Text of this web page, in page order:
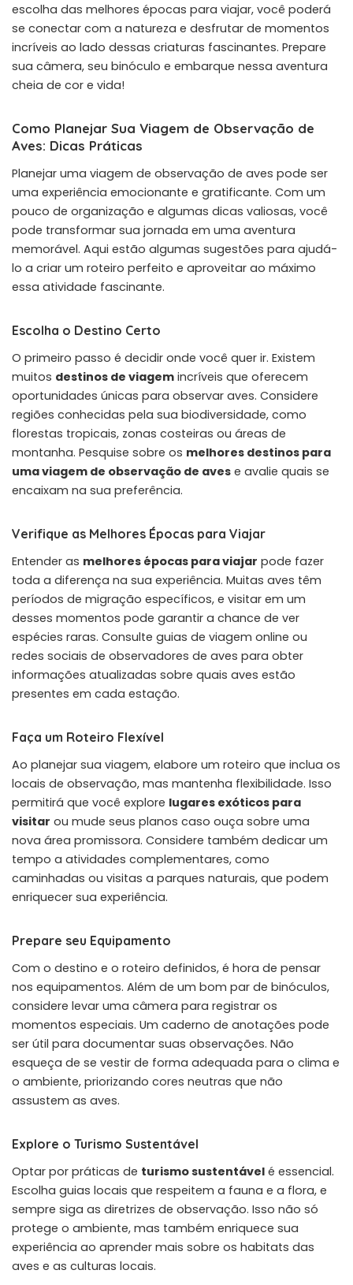
escolha das melhores épocas para viajar, você poderá
se conectar com a natureza e desfrutar de momentos
incríveis ao lado dessas criaturas fascinantes. Prepare
sua câmera, seu binóculo e embarque nessa aventura
cheia de cor e vida!
Como Planejar Sua Viagem de Observação de
Aves: Dicas Práticas
Planejar uma viagem de observação de aves pode ser
uma experiência emocionante e gratificante. Com um
pouco de organização e algumas dicas valiosas, você
pode transformar sua jornada em uma aventura
memorável. Aqui estão algumas sugestões para ajudá-
lo a criar um roteiro perfeito e aproveitar ao máximo
essa atividade fascinante.
Escolha o Destino Certo
O primeiro passo é decidir onde você quer ir. Existem
muitos destinos de viagem incríveis que oferecem
oportunidades únicas para observar aves. Considere
regiões conhecidas pela sua biodiversidade, como
florestas tropicais, zonas costeiras ou áreas de
montanha. Pesquise sobre os melhores destinos para
uma viagem de observação de aves e avalie quais se
encaixam na sua preferência.
Verifique as Melhores Épocas para Viajar
Entender as melhores épocas para viajar pode fazer
toda a diferença na sua experiência. Muitas aves têm
períodos de migração específicos, e visitar em um
desses momentos pode garantir a chance de ver
espécies raras. Consulte guias de viagem online ou
redes sociais de observadores de aves para obter
informações atualizadas sobre quais aves estão
presentes em cada estação.
Faça um Roteiro Flexível
Ao planejar sua viagem, elabore um roteiro que inclua os
locais de observação, mas mantenha flexibilidade. Isso
permitirá que você explore lugares exóticos para
visitar ou mude seus planos caso ouça sobre uma
nova área promissora. Considere também dedicar um
tempo a atividades complementares, como
caminhadas ou visitas a parques naturais, que podem
enriquecer sua experiência.
Prepare seu Equipamento
Com o destino e o roteiro definidos, é hora de pensar
nos equipamentos. Além de um bom par de binóculos,
considere levar uma câmera para registrar os
momentos especiais. Um caderno de anotações pode
ser útil para documentar suas observações. Não
esqueça de se vestir de forma adequada para o clima e
o ambiente, priorizando cores neutras que não
assustem as aves.
Explore o Turismo Sustentável
Optar por práticas de turismo sustentável é essencial.
Escolha guias locais que respeitem a fauna e a flora, e
sempre siga as diretrizes de observação. Isso não só
protege o ambiente, mas também enriquece sua
experiência ao aprender mais sobre os habitats das
aves e as culturas locais.